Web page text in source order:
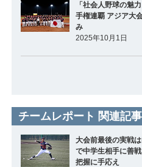
「社会人野球の魅
手権連覇 アジア大
み
2025年10月1日
チームレポート 関連記事
大会前最後の実戦
で中学生相手に善
把握に手応え